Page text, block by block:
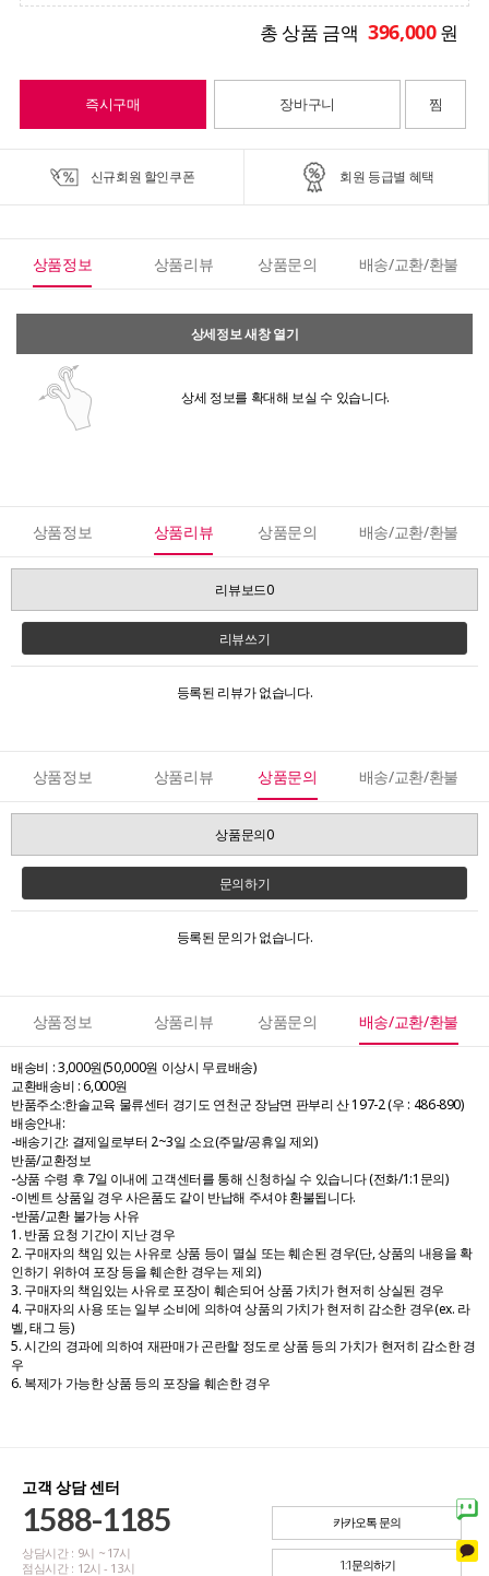
총 상품 금액 396,000원
즉시구매 장바구니 찜
신규회원 할인쿠폰 회원 등급별 혜택
상품정보 상품리뷰 상품문의 배송/교환/환불
상세정보 새창 열기
상세 정보를 확대해 보실 수 있습니다.
상품정보 상품리뷰 상품문의 배송/교환/환불
리뷰보드0
리뷰쓰기
등록된 리뷰가 없습니다.
상품정보 상품리뷰 상품문의 배송/교환/환불
상품문의0
문의하기
등록된 문의가 없습니다.
상품정보 상품리뷰 상품문의 배송/교환/환불
배송비 : 3,000원(50,000원 이상시 무료배송)
교환배송비 : 6,000원
반품주소:한솔교육 물류센터 경기도 연천군 장남면 판부리 산 197-2 (우 : 486-890)
배송안내:
-배송기간: 결제일로부터 2~3일 소요(주말/공휴일 제외)
반품/교환정보
-상품 수령 후 7일 이내에 고객센터를 통해 신청하실 수 있습니다 (전화/1:1문의)
-이벤트 상품일 경우 사은품도 같이 반납해 주셔야 환불됩니다.
-반품/교환 불가능 사유
1. 반품 요청 기간이 지난 경우
2. 구매자의 책임 있는 사유로 상품 등이 멸실 또는 훼손된 경우(단, 상품의 내용을 확
인하기 위하여 포장 등을 훼손한 경우는 제외)
3. 구매자의 책임있는 사유로 포장이 훼손되어 상품 가치가 현저히 상실된 경우
4. 구매자의 사용 또는 일부 소비에 의하여 상품의 가치가 현저히 감소한 경우(ex. 라
벨, 태그 등)
5. 시간의 경과에 의하여 재판매가 곤란할 정도로 상품 등의 가치가 현저히 감소한 경
우
6. 복제가 가능한 상품 등의 포장을 훼손한 경우
고객 상담 센터
1588-1185
상담시간 : 9시 ~ 17시
점심시간 : 12시 - 13시
카카오톡 문의
1:1문의하기